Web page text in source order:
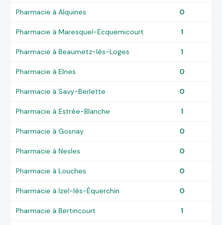
Pharmacie à Alquines 0
Pharmacie à Maresquel-Ecquemicourt 1
Pharmacie à Beaumetz-lès-Loges 1
Pharmacie à Elnes 0
Pharmacie à Savy-Berlette 0
Pharmacie à Estrée-Blanche 1
Pharmacie à Gosnay 0
Pharmacie à Nesles 0
Pharmacie à Louches 0
Pharmacie à Izel-lès-Équerchin 0
Pharmacie à Bertincourt 1